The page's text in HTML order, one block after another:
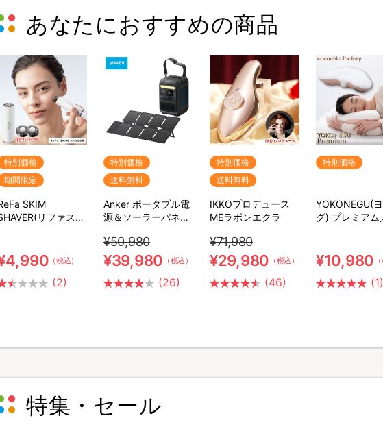
あなたにおすすめの商品
特別価格
期間限定
SKIM
リファスキ
（税込）
(2)
特別価格
送料無料
Anker ポータブル電
源＆ソーラーパネル
¥50,980
¥39,980 （税込）
(26)
特別価格
送料無料
IKKOプロデュース
MEラボンエクラ
¥71,980
¥29,980 （税込）
(46)
特別価格
YOKONEGU(
グ) プレミアム
¥10,980
(1)
特集・セール